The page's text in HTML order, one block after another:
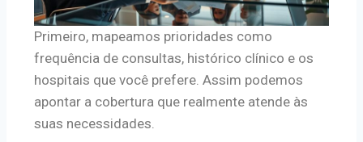
Primeiro, mapeamos prioridades como
frequência de consultas, histórico clínico e os
hospitais que você prefere. Assim podemos
apontar a cobertura que realmente atende às
suas necessidades.